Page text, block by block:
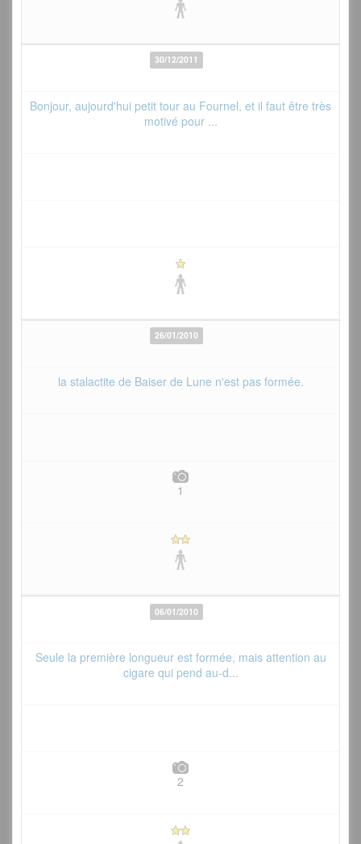
30/12/2011
Bonjour, aujourd'hui petit tour au Fournel, et il faut être très
motivé pour ...
26/01/2010
la stalactite de Baiser de Lune n'est pas formée.
1
06/01/2010
Seule la première longueur est formée, mais attention au
cigare qui pend au-d...
2